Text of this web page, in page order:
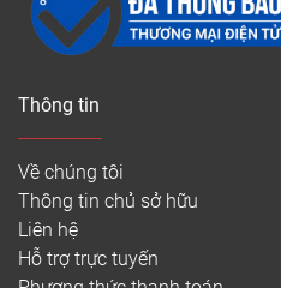
Thông tin
Về chúng tôi
Thông tin chủ sở hữu
Liên hệ
Hỗ trợ trực tuyến